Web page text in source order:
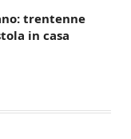
trentenne
in casa